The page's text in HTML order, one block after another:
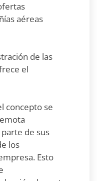
aéreas
de las
el
concepto se
de sus
los
Esto